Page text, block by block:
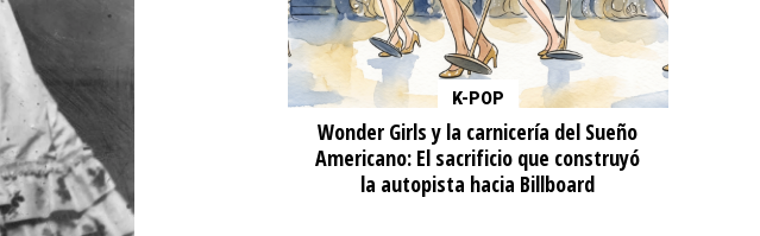
K-POP
Wonder Girls y la carnicería del Sueño
Americano: El sacrificio que construyó
la autopista hacia Billboard